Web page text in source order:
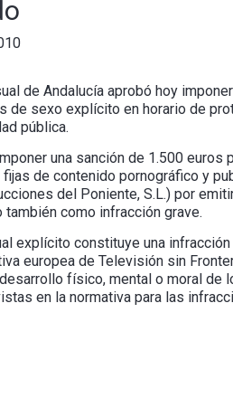
de Andalucía aprobó hoy
de sexo explícito en horario de
pública.
una sanción de 1.500
de contenido pornográfico y
del Poniente, S.L.) por
como infracción grave.
explícito constituye una
europea de Televisión sin
físico, mental o moral de
en la normativa para las